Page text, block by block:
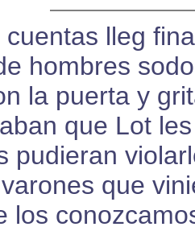
cuentas lleg
hombres
la puerta y
que Lot
pudieran
que
los